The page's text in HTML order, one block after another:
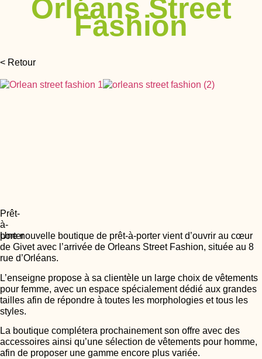
Orléans Street
Fashion
< Retour
Prêt-
à-
porter
Une nouvelle boutique de prêt-à-porter vient d’ouvrir au cœur
de Givet avec l’arrivée de Orleans Street Fashion, située au 8
rue d’Orléans.
L’enseigne propose à sa clientèle un large choix de vêtements
pour femme, avec un espace spécialement dédié aux grandes
tailles afin de répondre à toutes les morphologies et tous les
styles.
La boutique complétera prochainement son offre avec des
accessoires ainsi qu’une sélection de vêtements pour homme,
afin de proposer une gamme encore plus variée.